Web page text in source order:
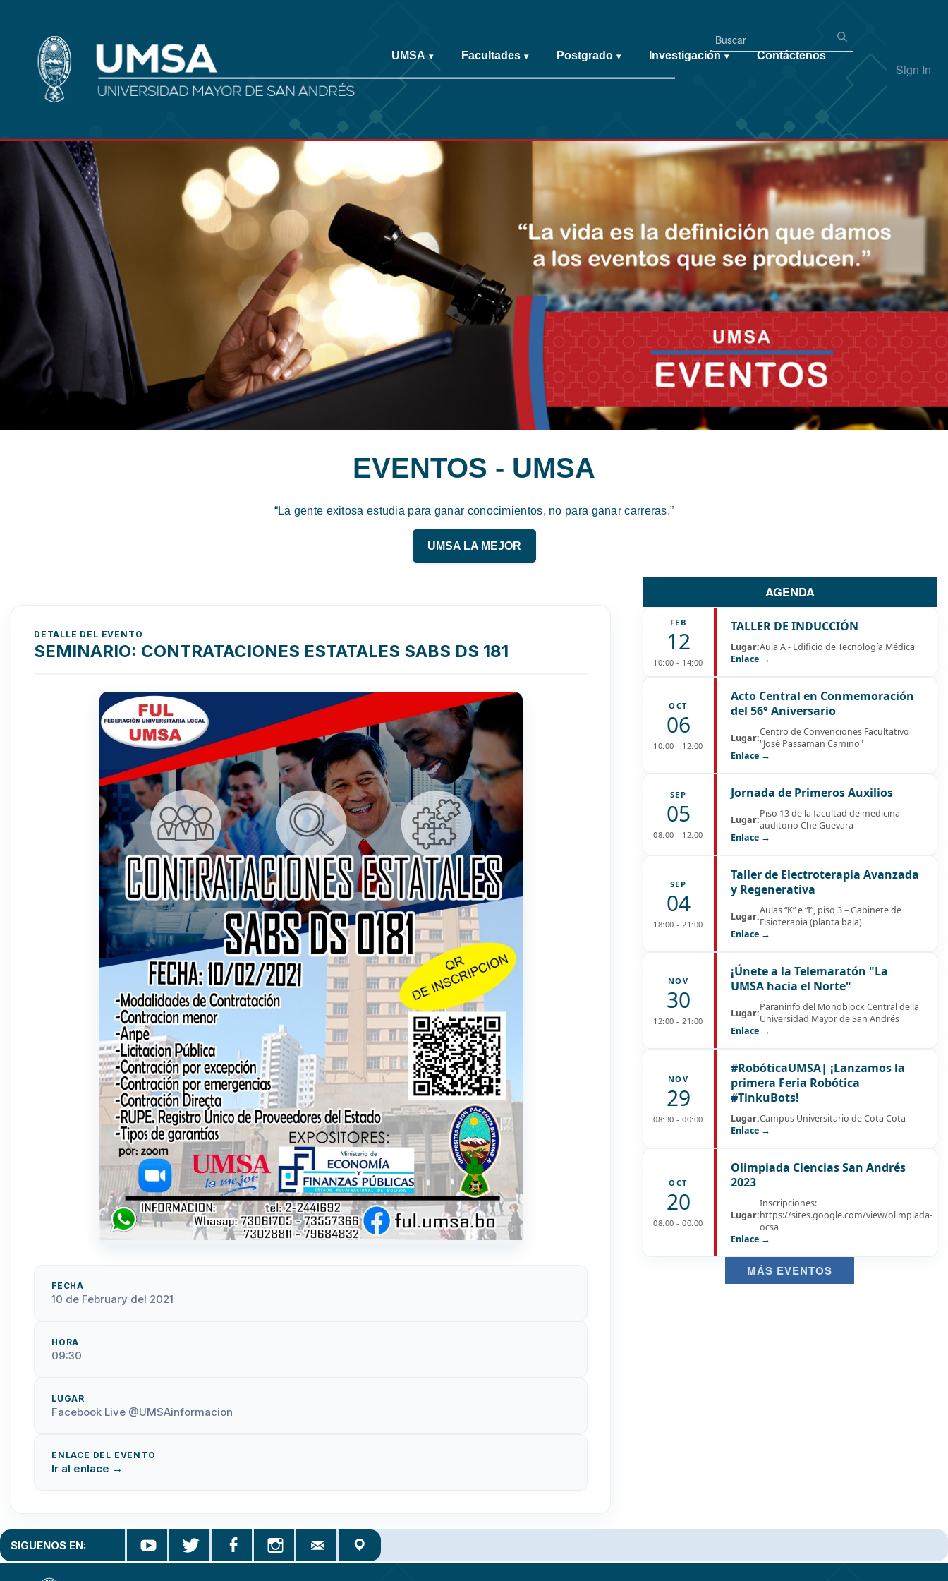
Sign In
UMSA ▾ Facultades ▾ Postgrado ▾ Investigación ▾ Contáctenos
EVENTOS - UMSA
“La gente exitosa estudia para ganar conocimientos, no para ganar carreras.”
UMSA LA MEJOR
DETALLE DEL EVENTO
SEMINARIO: CONTRATACIONES ESTATALES SABS DS 181
FECHA
10 de February del 2021
HORA
09:30
LUGAR
Facebook Live @UMSAinformacion
ENLACE DEL EVENTO
Ir al enlace →
AGENDA
FEB
12
10:00 - 14:00
TALLER DE INDUCCIÓN
Lugar:Aula A - Edificio de Tecnología Médica
Enlace →
OCT
06
10:00 - 12:00
Acto Central en Conmemoración
del 56° Aniversario
Lugar:Centro de Convenciones Facultativo
"José Passaman Camino"
Enlace →
SEP
05
08:00 - 12:00
Jornada de Primeros Auxilios
Lugar:Piso 13 de la facultad de medicina
auditorio Che Guevara
Enlace →
SEP
04
18:00 - 21:00
Taller de Electroterapia Avanzada
y Regenerativa
Lugar:Aulas “K” e “I”, piso 3 – Gabinete de
Fisioterapia (planta baja)
Enlace →
NOV
30
12:00 - 21:00
¡Únete a la Telemaratón "La
UMSA hacia el Norte"
Lugar:Paraninfo del Monoblock Central de la
Universidad Mayor de San Andrés
Enlace →
NOV
29
08:30 - 00:00
#RobóticaUMSA| ¡Lanzamos la
primera Feria Robótica
#TinkuBots!
Lugar:Campus Universitario de Cota Cota
Enlace →
OCT
20
08:00 - 00:00
Olimpiada Ciencias San Andrés
2023
Lugar:
Inscripciones:
https://sites.google.com/view/olimpiada-
ocsa
Enlace →
MÁS EVENTOS
SIGUENOS EN: